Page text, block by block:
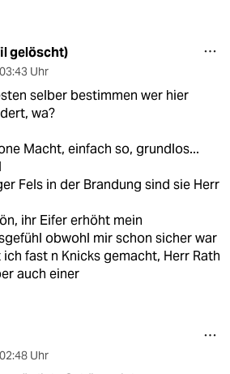
gelöscht)
03:43 Uhr
selber bestimmen wer hier
wa?
Macht, einfach so, grundlos...
Fels in der Brandung sind sie Herr
ihr Eifer erhöht mein
obwohl mir schon sicher war
fast n Knicks gemacht, Herr Rath
auch einer
02:48 Uhr